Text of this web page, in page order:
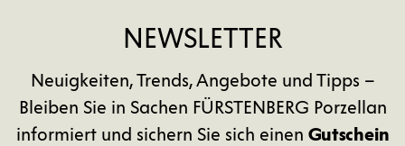
NEWSLETTER
Neuigkeiten, Trends, Angebote und Tipps –
Bleiben Sie in Sachen FÜRSTENBERG Porzellan
informiert und sichern Sie sich einen Gutschein